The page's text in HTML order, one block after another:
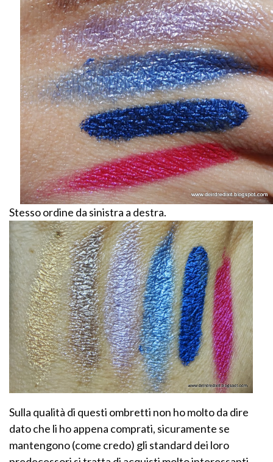
Stesso ordine da sinistra a destra.
Sulla qualità di questi ombretti non ho molto da dire
dato che li ho appena comprati, sicuramente se
mantengono (come credo) gli standard dei loro